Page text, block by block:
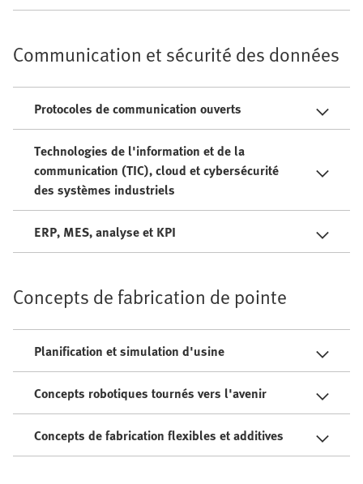
Communication et sécurité des données
Protocoles de communication ouverts
Technologies de l'information et de la
communication (TIC), cloud et cybersécurité
des systèmes industriels
ERP, MES, analyse et KPI
Concepts de fabrication de pointe
Planification et simulation d'usine
Concepts robotiques tournés vers l'avenir
Concepts de fabrication flexibles et additives